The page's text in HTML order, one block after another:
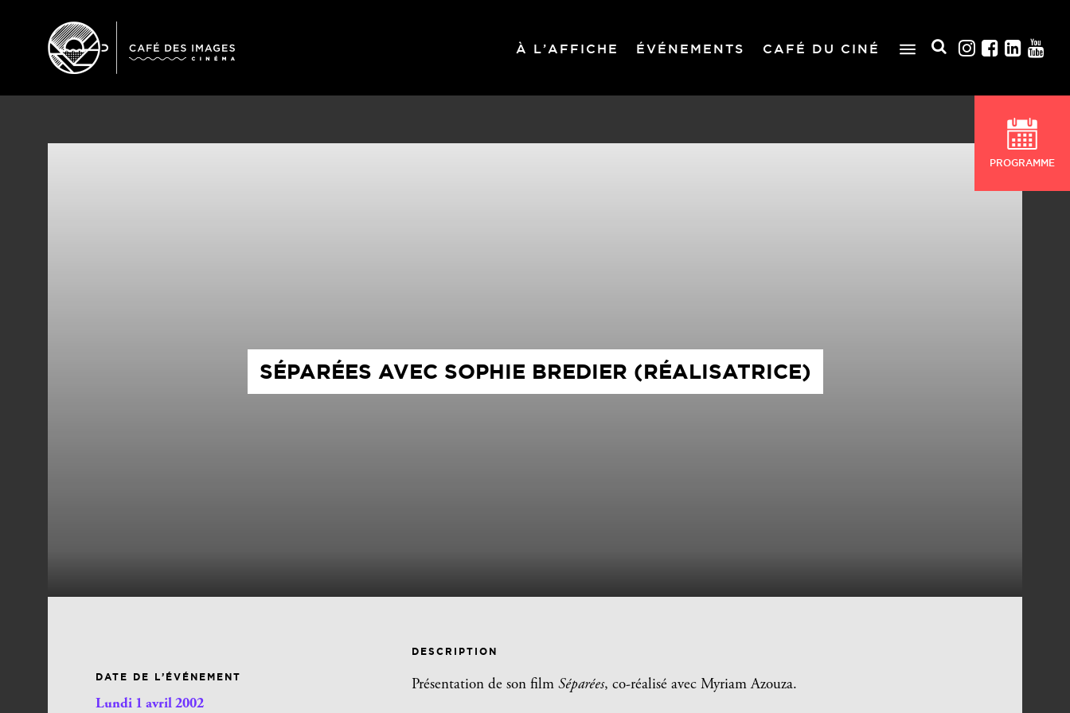
À L’AFFICHE ÉVÉNEMENTS CAFÉ DU CINÉ
PROGRAMME
SÉPARÉES AVEC SOPHIE BREDIER (RÉALISATRICE)
DATE DE L’ÉVÉNEMENT
Lundi 1 avril 2002
DESCRIPTION
Présentation de son filmSéparées, co-réalisé avec Myriam Azouza.